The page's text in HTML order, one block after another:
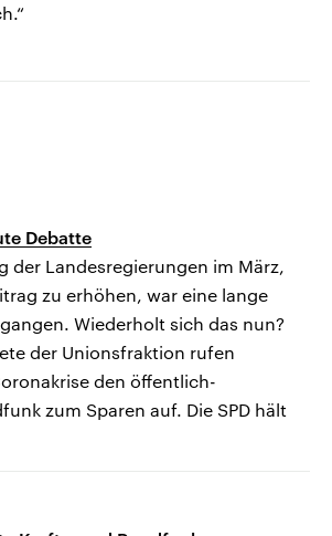
Debatte
der Landesregierungen im März,
zu erhöhen, war eine lange
Wiederholt sich das nun?
der Unionsfraktion rufen
den öffentlich-
zum Sparen auf. Die SPD hält